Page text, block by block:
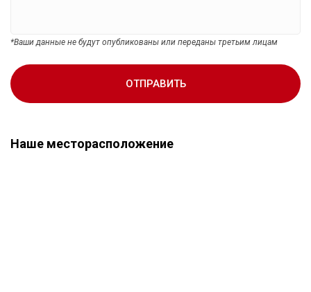
*Ваши данные не будут опубликованы или переданы третьим лицам
ОТПРАВИТЬ
Наше месторасположение